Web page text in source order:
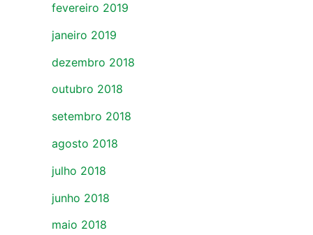
fevereiro 2019
janeiro 2019
dezembro 2018
outubro 2018
setembro 2018
agosto 2018
julho 2018
junho 2018
maio 2018